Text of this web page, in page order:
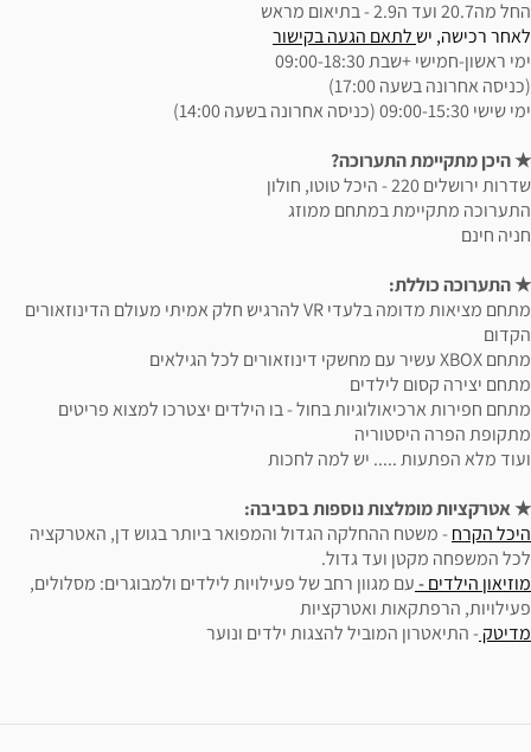
החל מה20.7 ועד ה2.9 - בתיאום מראש
לאחר רכישה, ישלתאם הגעה בקישור
ימי ראשון-חמישי +שבת 09:00-18:30
(כניסה אחרונה בשעה 17:00)
ימי שישי 09:00-15:30 (כניסה אחרונה בשעה 14:00)
★ היכן מתקיימת התערוכה?
שדרות ירושלים 220 - היכל טוטו, חולון
התערוכה מתקיימת במתחם ממוזג
חניה חינם
★ התערוכה כוללת:
מתחם מציאות מדומה בלעדי VR להרגיש חלק אמיתי מעולם הדינוזאורים
הקדום
מתחם XBOX עשיר עם מחשקי דינוזאורים לכל הגילאים
מתחם יצירה קסום לילדים
מתחם חפירות ארכיאולוגיות בחול - בו הילדים יצטרכו למצוא פריטים
מתקופת הפרה היסטוריה
ועוד מלא הפתעות ..... יש למה לחכות
★ אטרקציות מומלצות נוספות בסביבה:
היכל הקרח - משטח ההחלקה הגדול והמפואר ביותר בגוש דן, האטרקציה
לכל המשפחה מקטן ועד גדול.
מוזיאון הילדים -עם מגוון רחב של פעילויות לילדים ולמבוגרים: מסלולים,
פעילויות, הרפתקאות ואטרקציות
מדיטק - התיאטרון המוביל להצגות ילדים ונוער